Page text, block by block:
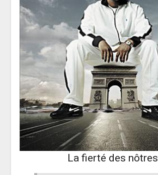
La fierté des nôtres